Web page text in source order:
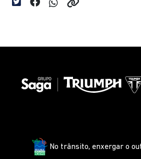
No trânsito, enxergar o